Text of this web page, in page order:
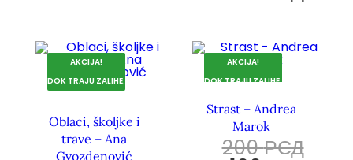
AKCIJA!
DOK TRAJU ZALIHE.
Oblaci, školjke i
trave – Ana
Gvozdenović
AKCIJA!
DOK TRAJU ZALIHE.
Strast – Andrea
Marok
200РСД